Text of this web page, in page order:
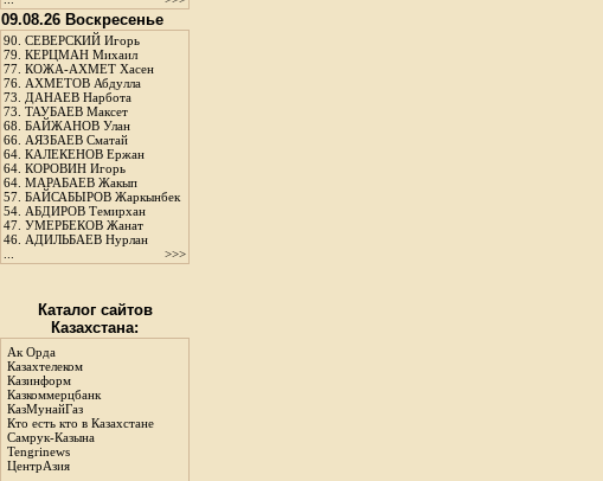
09.08.26 Воскресенье
90. СЕВЕРСКИЙ Игорь
79. КЕРЦМАН Михаил
77. КОЖА-АХМЕТ Хасен
76. АХМЕТОВ Абдулла
73. ДАНАЕВ Нарбота
73. ТАУБАЕВ Максет
68. БАЙЖАНОВ Улан
66. АЯЗБАЕВ Сматай
64. КАЛЕКЕНОВ Ержан
64. КОРОВИН Игорь
64. МАРАБАЕВ Жакып
57. БАЙСАБЫРОВ Жаркынбек
54. АБДИРОВ Темирхан
47. УМЕРБЕКОВ Жанат
46. АДИЛЬБАЕВ Нурлан
>>>
Каталог сайтов
Казахстана:
Ак Орда
Казахтелеком
Казинформ
Казкоммерцбанк
КазМунайГаз
Кто есть кто в Казахстане
Самрук-Казына
Tengrinews
ЦентрАзия